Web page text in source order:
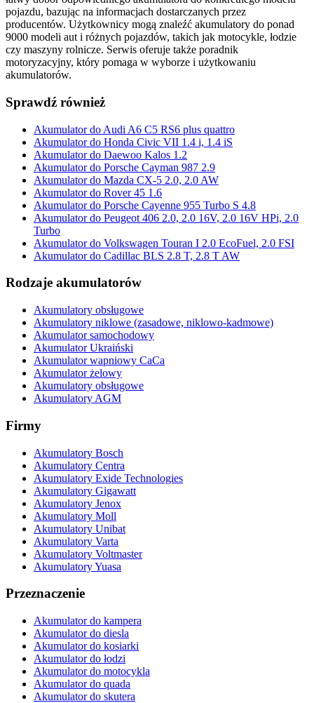
pojazdu, bazując na informacjach dostarczanych przez
producentów. Użytkownicy mogą znaleźć akumulatory do ponad
9000 modeli aut i różnych pojazdów, takich jak motocykle, łodzie
czy maszyny rolnicze. Serwis oferuje także poradnik
motoryzacyjny, który pomaga w wyborze i użytkowaniu
akumulatorów.
Sprawdź również
Akumulator do Audi A6 C5 RS6 plus quattro
Akumulator do Honda Civic VII 1.4 i, 1.4 iS
Akumulator do Daewoo Kalos 1.2
Akumulator do Porsche Cayman 987 2.9
Akumulator do Mazda CX-5 2.0, 2.0 AW
Akumulator do Rover 45 1.6
Akumulator do Porsche Cayenne 955 Turbo S 4.8
Akumulator do Peugeot 406 2.0, 2.0 16V, 2.0 16V HPi, 2.0
Turbo
Akumulator do Volkswagen Touran I 2.0 EcoFuel, 2.0 FSI
Akumulator do Cadillac BLS 2.8 T, 2.8 T AW
Rodzaje akumulatorów
Akumulatory obsługowe
Akumulatory niklowe (zasadowe, niklowo-kadmowe)
Akumulator samochodowy
Akumulator Ukraiński
Akumulator wapniowy CaCa
Akumulator żelowy
Akumulatory obsługowe
Akumulatory AGM
Firmy
Akumulatory Bosch
Akumulatory Centra
Akumulatory Exide Technologies
Akumulatory Gigawatt
Akumulatory Jenox
Akumulatory Moll
Akumulatory Unibat
Akumulatory Varta
Akumulatory Voltmaster
Akumulatory Yuasa
Przeznaczenie
Akumulator do kampera
Akumulator do diesla
Akumulator do kosiarki
Akumulator do łodzi
Akumulator do motocykla
Akumulator do quada
Akumulator do skutera